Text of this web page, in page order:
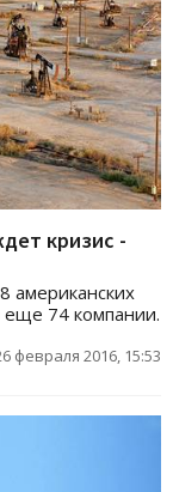
кризис -
американских
еще 74 компании.
февраля 2016, 15:53